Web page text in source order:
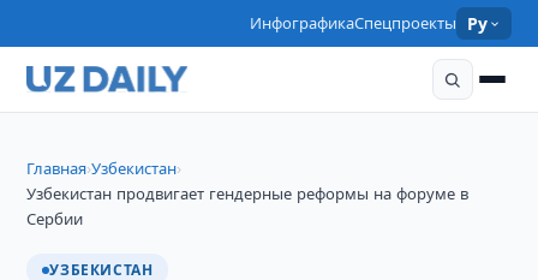
ИнфографикаСпецпроекты Ру
Главная›Узбекистан›
Узбекистан продвигает гендерные реформы на форуме в
Сербии
УЗБЕКИСТАН